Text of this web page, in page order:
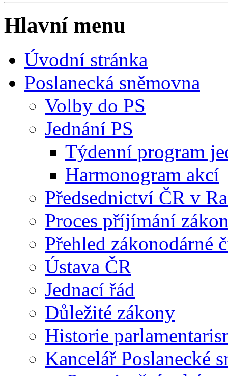
Hlavní menu
Úvodní stránka
Poslanecká sněmovna
Volby do PS
Jednání PS
Týdenní program
Harmonogram akcí
Předsednictví ČR v
Proces příjímání
Přehled zákonodárné
Ústava ČR
Jednací řád
Důležité zákony
Historie
Kancelář Poslanecké